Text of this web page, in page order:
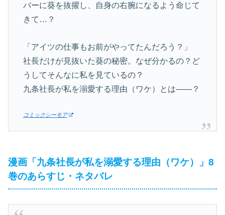
バーに葵を抜擢し、自身の右腕になるよう命じて
きて…？
「アイツの仕事もお前がやってたんだろう？」
社長だけが見抜いた葵の秘密。なぜ分かるの？ど
うしてそんなに私を見ているの？
九条社長が私を溺愛する理由（ワケ）とは——？
コミックシーモア
漫画「九条社長が私を溺愛する理由（ワケ）」8
巻のあらすじ・ネタバレ